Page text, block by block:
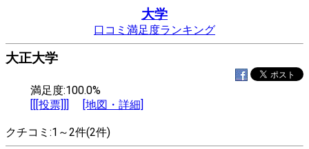
大学
口コミ満足度ランキング
大正大学
満足度:100.0%
[[[投票]]]
[地図・詳細]
クチコミ:1～2件(2件)